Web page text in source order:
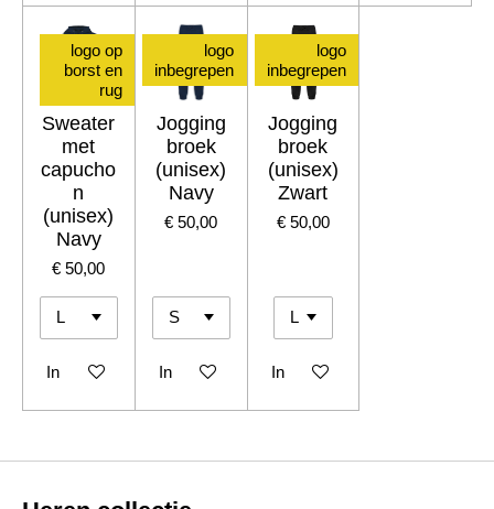
logo op
borst en
rug
Sweater
met
capucho
n
(unisex)
Navy
€ 50,00
In winkelwagen
logo
inbegrepen
Jogging
broek
(unisex)
Navy
€ 50,00
In winkelwagen
logo
inbegrepen
Jogging
broek
(unisex)
Zwart
€ 50,00
In winkelwagen